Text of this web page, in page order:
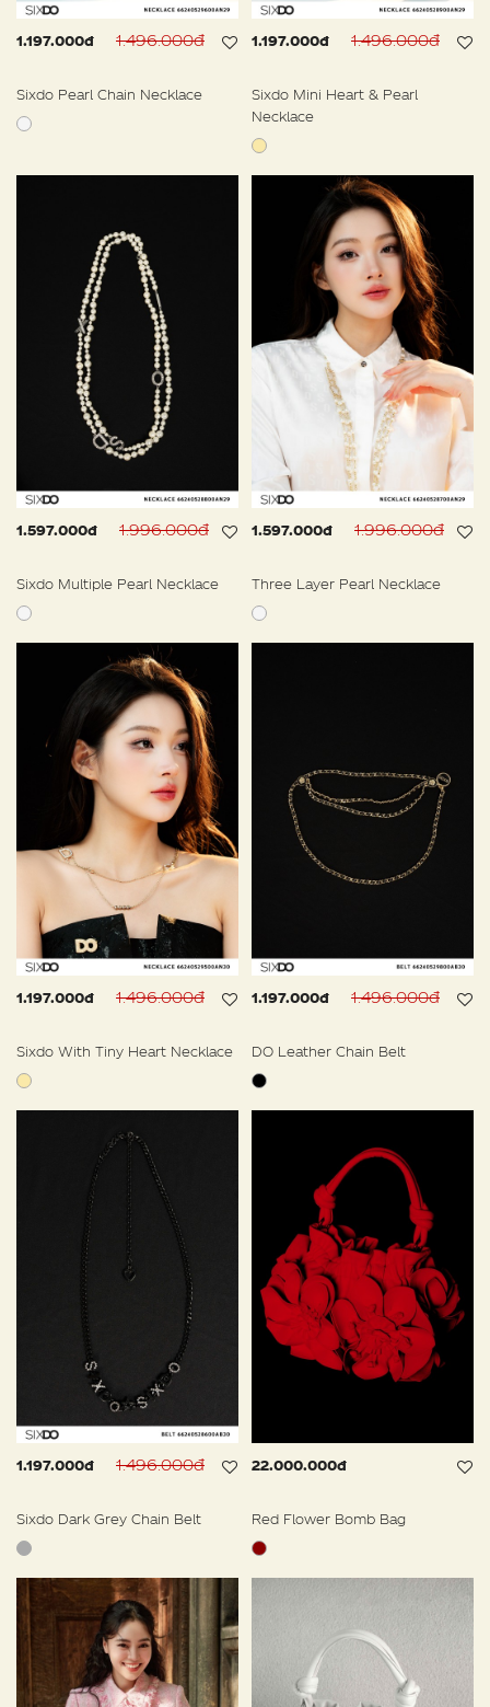
1.197.000đ 1.496.000đ
Sixdo Pearl Chain Necklace
1.197.000đ 1.496.000đ
Sixdo Mini Heart & Pearl
Necklace
1.597.000đ 1.996.000đ
Sixdo Multiple Pearl Necklace
1.597.000đ 1.996.000đ
Three Layer Pearl Necklace
1.197.000đ 1.496.000đ
Sixdo With Tiny Heart Necklace
1.197.000đ 1.496.000đ
DO Leather Chain Belt
1.197.000đ 1.496.000đ
Sixdo Dark Grey Chain Belt
22.000.000đ
Red Flower Bomb Bag